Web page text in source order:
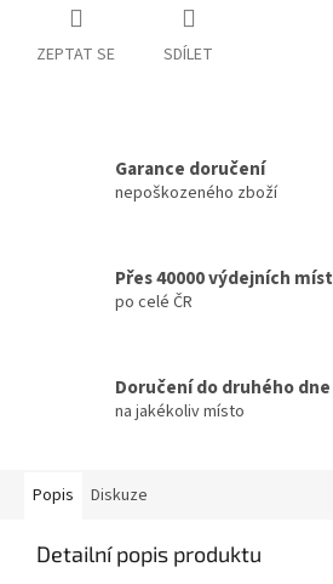
ZEPTAT SE SDÍLET
Garance doručení
nepoškozeného zboží
Přes 40000 výdejních míst
po celé ČR
Doručení do druhého dne
na jakékoliv místo
Popis Diskuze
Detailní popis produktu